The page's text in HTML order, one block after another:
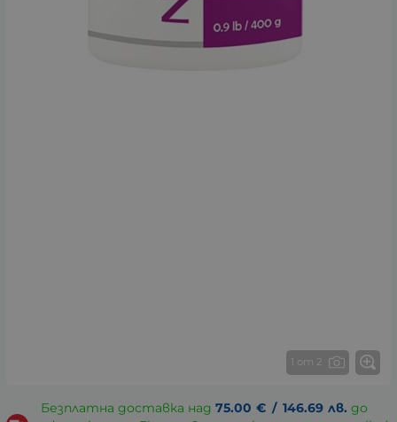
1 от 2
Безплатна доставка над 75.00 € / 146.69 лв. до